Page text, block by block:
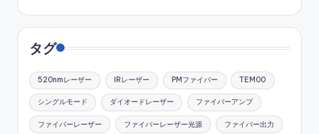
タグ
520nmレーザー IRレーザー PMファイバー TEM00
シングルモード ダイオードレーザー ファイバーアンプ
ファイバーレーザー ファイバーレーザー光源 ファイバー出力